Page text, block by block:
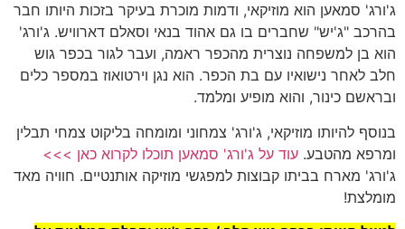
ג'ורג' סמאען הוא מוזיקאי, ודמות מוכרת בעיקר בזכות היותו חבר
בהרכב "ג'יש" שחברים בו גם אהוד בנאי וסאלם דארוויש. ג'ורג'
הוא בן למשפחה נוצרית מהכפר ראמה, ועבר לגור בכפר גוש
חלב לאחר נישואיו עם בת הכפר. הוא נגן וירטואוז במספר כלים
ובראשם כינור, והוא מופיע ומלמד.
בנוסף להיותו מוזיקאי, ג'ורג' צמחוני ומומחה בליקוט צמחי תבלין
ומרפא מהטבע. עוד על ג'ורג' סמאען תוכלו לקרוא כאן >>>
ג'ורג' מארח בביתו קבוצות למפגשי מוזיקה אותנטיים. חוויה מאד
מומלצת!